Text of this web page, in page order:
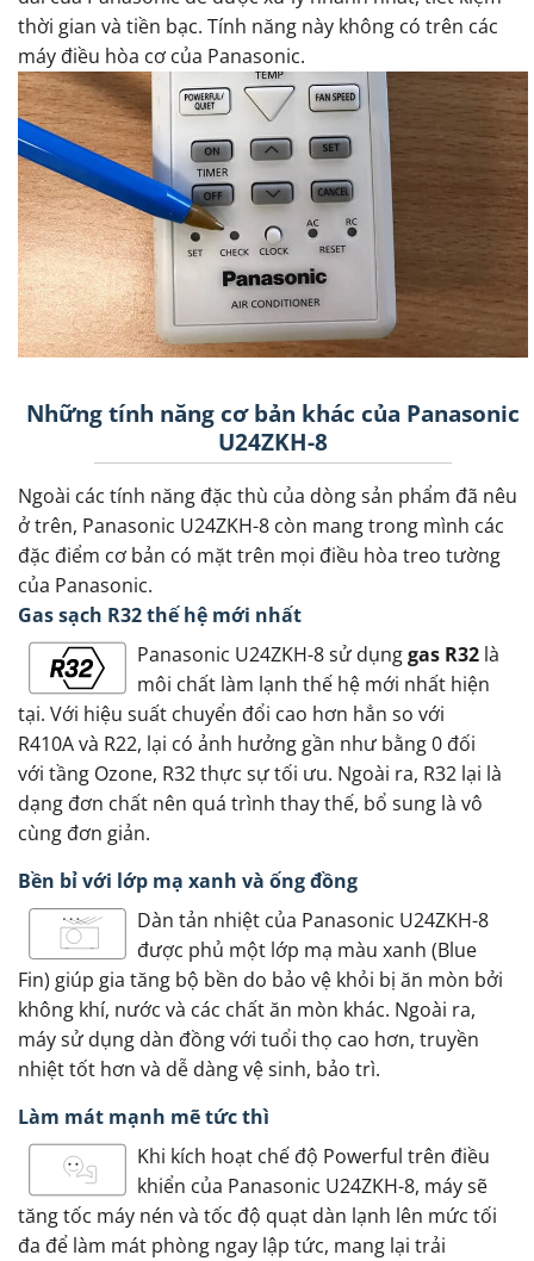
thời gian và tiền bạc. Tính năng này không có trên các
máy điều hòa cơ của Panasonic.
Những tính năng cơ bản khác của Panasonic
U24ZKH-8
Ngoài các tính năng đặc thù của dòng sản phẩm đã nêu
ở trên, Panasonic U24ZKH-8 còn mang trong mình các
đặc điểm cơ bản có mặt trên mọi điều hòa treo tường
của Panasonic.
Gas sạch R32 thế hệ mới nhất
Panasonic U24ZKH-8 sử dụnggas R32 là
môi chất làm lạnh thế hệ mới nhất hiện
tại. Với hiệu suất chuyển đổi cao hơn hẳn so với
R410A và R22, lại có ảnh hưởng gần như bằng 0 đối
với tầng Ozone, R32 thực sự tối ưu. Ngoài ra, R32 lại là
dạng đơn chất nên quá trình thay thế, bổ sung là vô
cùng đơn giản.
Bền bỉ với lớp mạ xanh và ống đồng
Dàn tản nhiệt của Panasonic U24ZKH-8
được phủ một lớp mạ màu xanh (Blue
Fin) giúp gia tăng bộ bền do bảo vệ khỏi bị ăn mòn bởi
không khí, nước và các chất ăn mòn khác. Ngoài ra,
máy sử dụng dàn đồng với tuổi thọ cao hơn, truyền
nhiệt tốt hơn và dễ dàng vệ sinh, bảo trì.
Làm mát mạnh mẽ tức thì
Khi kích hoạt chế độ Powerful trên điều
khiển của Panasonic U24ZKH-8, máy sẽ
tăng tốc máy nén và tốc độ quạt dàn lạnh lên mức tối
đa để làm mát phòng ngay lập tức, mang lại trải